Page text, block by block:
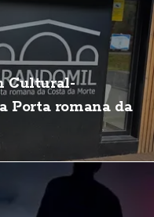
Cultural-
Porta romana da